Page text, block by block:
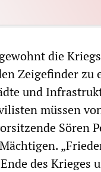
die
Zeigefinder zu
und
müssen
Sören
des Krieges